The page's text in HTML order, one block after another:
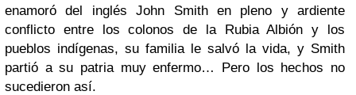
enamoró del inglés John Smith en pleno y ardiente
conflicto entre los colonos de la Rubia Albión y los
pueblos indígenas, su familia le salvó la vida, y Smith
partió a su patria muy enfermo… Pero los hechos no
sucedieron así.